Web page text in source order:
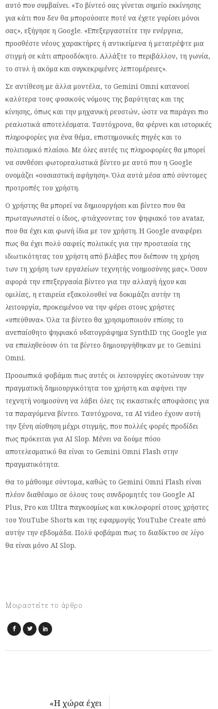
αυτό που συμβαίνει. «Το βίντεό σας γίνεται σημείο εκκίνησης
για κάτι που δεν θα μπορούσατε ποτέ να έχετε γυρίσει μόνοι
σας», εξήγησε η Google. «Επεξεργαστείτε την ενέργεια,
προσθέστε νέους χαρακτήρες ή αντικείμενα ή μετατρέψτε μια
στιγμή σε κάτι απροσδόκητο. Αλλάξτε το περιβάλλον, τη γωνία,
το στυλ ή ακόμα και συγκεκριμένες λεπτομέρειες».
Σε αντίθεση με άλλα μοντέλα, το Gemini Omni κατανοεί
καλύτερα τους φυσικούς νόμους της βαρύτητας και της
κίνησης, όπως και την μηχανική ρευστών, ώστε να παράγει πιο
ρεαλιστικά αποτελέσματα. Ταυτόχρονα, θα φέρνει και ιστορικές
πληροφορίες για ένα θέμα, επιστημονικές πηγές και το
πολιτισμικό πλαίσιο. Με όλες αυτές τις πληροφορίες θα μπορεί
να συνθέσει φωτορεαλιστικά βίντεο με αυτό που η Google
ονομάζει «ουσιαστική αφήγηση». Όλα αυτά μέσα από σύντομες
προτροπές του χρήστη.
Ο χρήστης θα μπορεί να δημιουργήσει και βίντεο που θα
πρωταγωνιστεί ο ίδιος, φτιάχνοντας τον ψηφιακό του avatar,
που θα έχει και φωνή ίδια με τον χρήστη. Η Google αναφέρει
πως θα έχει πολύ σαφείς πολιτικές για την προστασία της
ιδιωτικότητας του χρήστη από βλάβες που διέπουν τη χρήση
των τη χρήση των εργαλείων τεχνητής νοημοσύνης μας». Όσον
αφορά την επεξεργασία βίντεο για την αλλαγή ήχου και
ομιλίας, η εταιρεία εξακολουθεί να δοκιμάζει αυτήν τη
λειτουργία, προκειμένου να την φέρει στους χρήστες
«υπεύθυνα». Όλα τα βίντεο θα χρησιμοποιούν επίσης το
ανεπαίσθητο ψηφιακό υδατογράφημα SynthID της Google για
να επαληθεύουν ότι τα βίντεο δημιουργήθηκαν με το Gemini
Omni.
Προσωπικά φοβάμαι πως αυτές οι λειτουργίες σκοτώνουν την
πραγματική δημιουργικότητα του χρήστη και αφήνει την
τεχνητή νοημοσύνη να λάβει όλες τις εικαστικές αποφάσεις για
τα παραγόμενα βίντεο. Ταυτόχρονα, τα AI video έχουν αυτή
την ξένη αίσθηση μέχρι στιγμής, που πολλές φορές προδίδει
πως πρόκειται για AI Slop. Μένει να δούμε πόσο
αποτελεσματικό θα είναι το Gemini Omni Flash στην
πραγματικότητα.
Θα το μάθουμε σύντομα, καθώς το Gemini Omni Flash είναι
πλέον διαθέσιμο σε όλους τους συνδρομητές του Google AI
Plus, Pro και Ultra παγκοσμίως και κυκλοφορεί στους χρήστες
του YouTube Shorts και της εφαρμογής YouTube Create από
αυτήν την εβδομάδα. Πολύ φοβάμαι πως το διαδίκτυο σε λίγο
θα είναι μόνο AI Slop.
Μοιραστείτε το άρθρο
«Η χώρα έχει